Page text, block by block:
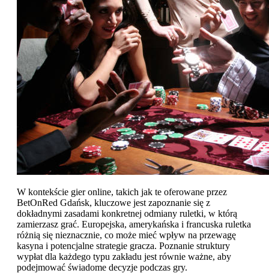
W kontekście gier online, takich jak te oferowane przez
BetOnRed Gdańsk, kluczowe jest zapoznanie się z
dokładnymi zasadami konkretnej odmiany ruletki, w którą
zamierzasz grać. Europejska, amerykańska i francuska ruletka
różnią się nieznacznie, co może mieć wpływ na przewagę
kasyna i potencjalne strategie gracza. Poznanie struktury
wypłat dla każdego typu zakładu jest równie ważne, aby
podejmować świadome decyzje podczas gry.